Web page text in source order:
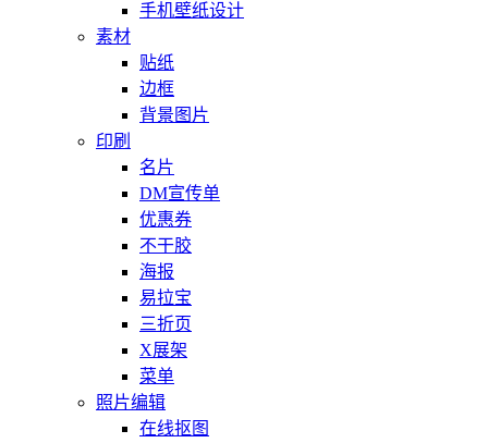
手机壁纸设计
素材
贴纸
边框
背景图片
印刷
名片
DM宣传单
优惠券
不干胶
海报
易拉宝
三折页
X展架
菜单
照片编辑
在线抠图